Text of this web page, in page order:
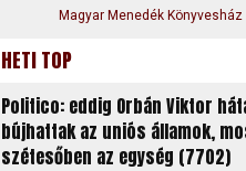
Magyar Menedék Könyvesház
HETI TOP
Politico: eddig Orbán Viktor
bújhattak az uniós államok,
szétesőben az egység (7702)